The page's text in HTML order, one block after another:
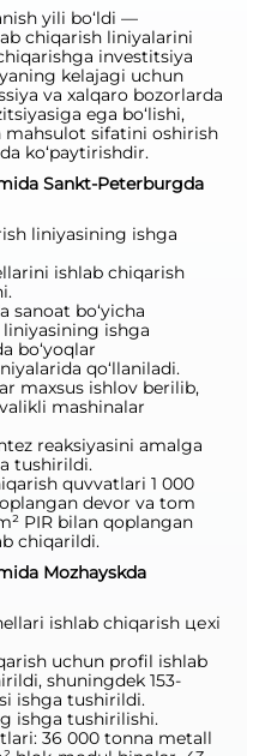
yili bo‘ldi —
chiqarish liniyalarini
investitsiya
kelajagi uchun
va xalqaro bozorlarda
ega bo‘lishi,
mahsulot sifatini oshirish
ko‘paytirishdir.
Sankt-Peterburgda
liniyasining ishga
ishlab chiqarish
sanoat bo‘yicha
liniyasining ishga
bo‘yoqlar
qo‘llaniladi.
maxsus ishlov berilib,
mashinalar
reaksiyasini amalga
tushirildi.
quvvatlari 1 000
devor va tom
PIR bilan qoplangan
chiqarildi.
Mozhayskda
ishlab chiqarish цехi
uchun profil ishlab
shuningdek 153-
ishga tushirildi.
ishga tushirilishi.
36 000 tonna metall